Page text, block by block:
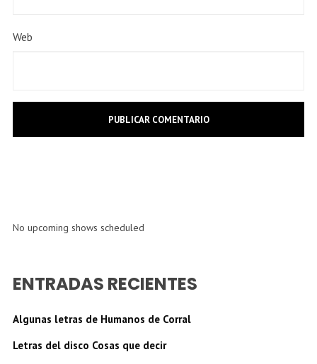
Web
No upcoming shows scheduled
ENTRADAS RECIENTES
Algunas letras de Humanos de Corral
Letras del disco Cosas que decir